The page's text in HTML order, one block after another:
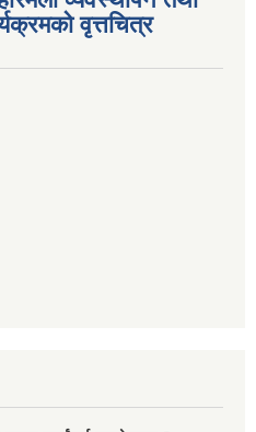
वृत्तचित्र